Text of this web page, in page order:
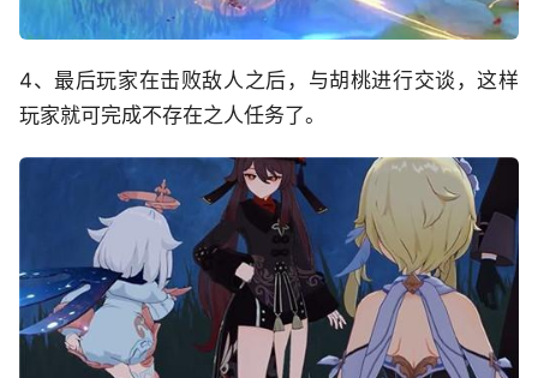
4、最后玩家在击败敌人之后，与胡桃进行交谈，这样
玩家就可完成不存在之人任务了。